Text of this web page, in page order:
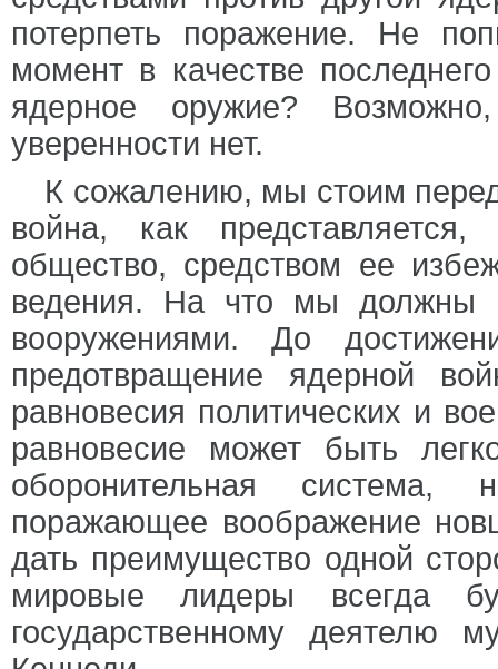
потерпеть поражение. Не
момент в качестве
ядерное оружие?
уверенности нет.
К сожалению, мы стоим
война, как представляется,
общество, средством ее
ведения. На что мы должны
вооружениями. До
предотвращение ядерной
равновесия политических и
равновесие может быть
оборонительная
поражающее воображение
дать преимущество одной
мировые лидеры всегда
государственному деятелю